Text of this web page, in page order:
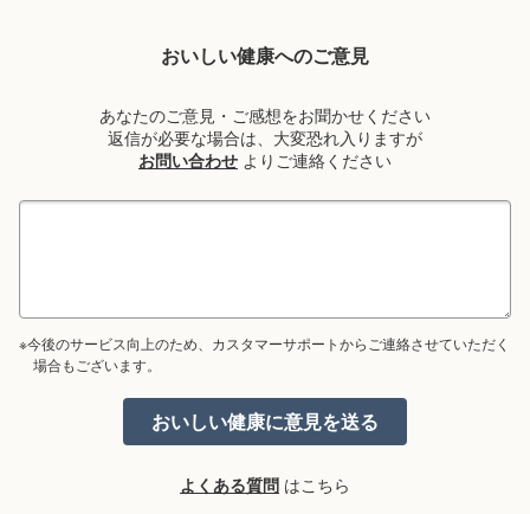
おいしい健康へのご意見
あなたのご意見・ご感想をお聞かせください
返信が必要な場合は、大変恐れ入りますが
お問い合わせ よりご連絡ください
※今後のサービス向上のため、カスタマーサポートからご連絡させていただく
場合もございます。
よくある質問 はこちら